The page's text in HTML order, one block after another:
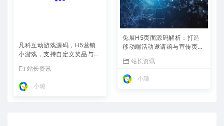
凡科互动游戏源码，H5营销
小游戏，支持自定义奖品与分
站长资讯
小璐
兔展H5页面源码解析：打造
移动端活动邀请函与宣传页的
站长资讯
小璐